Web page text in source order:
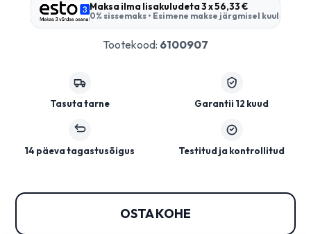
Maksa ilma lisakuludeta3 x 56,33 €
0% sissemaks • Esimene makse järgmisel kuul
Tootekood: 6100907
Tasuta tarne Garantii 12 kuud
14 päeva tagastusõigus Testitud ja kontrollitud
OSTA KOHE